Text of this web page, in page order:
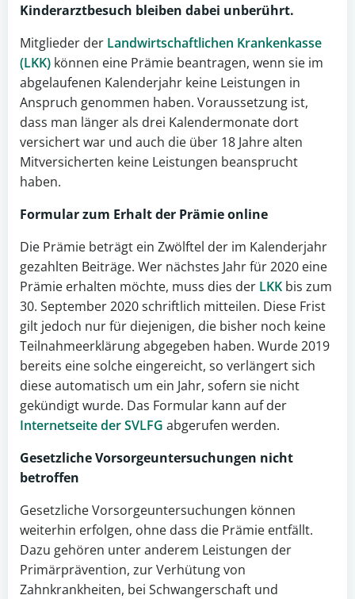
Kinderarztbesuch bleiben dabei unberührt.
Mitglieder der Landwirtschaftlichen Krankenkasse
(LKK) können eine Prämie beantragen, wenn sie im
abgelaufenen Kalenderjahr keine Leistungen in
Anspruch genommen haben. Voraussetzung ist,
dass man länger als drei Kalendermonate dort
versichert war und auch die über 18 Jahre alten
Mitversicherten keine Leistungen beansprucht
haben.
Formular zum Erhalt der Prämieonline
Die Prämie beträgt ein Zwölftel der im Kalenderjahr
gezahlten Beiträge. Wer nächstes Jahr für 2020 eine
Prämie erhalten möchte, muss dies der LKK bis zum
30. September 2020 schriftlich mitteilen. Diese Frist
gilt jedoch nur für diejenigen, die bisher noch keine
Teilnahmeerklärung abgegeben haben. Wurde 2019
bereits eine solche eingereicht, so verlängert sich
diese automatisch um ein Jahr, sofern sie nicht
gekündigt wurde. Das Formular kann auf der
Internetseite der SVLFG abgerufen werden.
Gesetzliche Vorsorgeuntersuchungen nicht
betroffen
Gesetzliche Vorsorgeuntersuchungen können
weiterhin erfolgen, ohne dass die Prämie entfällt.
Dazu gehören unter anderem Leistungen der
Primärprävention, zur Verhütung von
Zahnkrankheiten, bei Schwangerschaft und